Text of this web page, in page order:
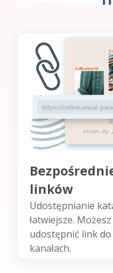
linków
Udostępnianie
łatwiejsze.
udostępnić link
kanałach.